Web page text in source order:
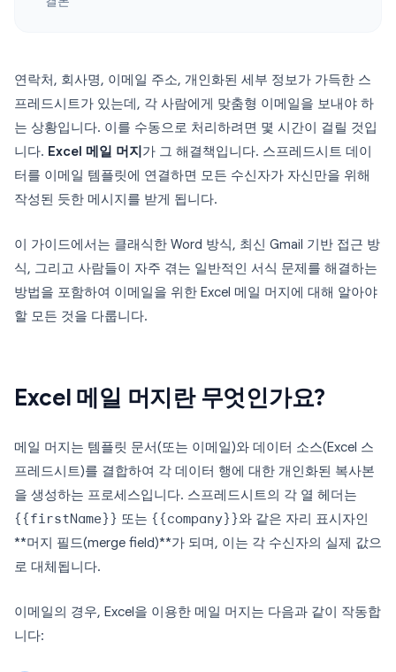
연락처, 회사명, 이메일 주소, 개인화된 세부 정보가 가득한 스
프레드시트가 있는데, 각 사람에게 맞춤형 이메일을 보내야 하
는 상황입니다. 이를 수동으로 처리하려면 몇 시간이 걸릴 것입
니다. Excel 메일 머지 가 그 해결책입니다. 스프레드시트 데이
터를 이메일 템플릿에 연결하면 모든 수신자가 자신만을 위해
작성된 듯한 메시지를 받게 됩니다.
이 가이드에서는 클래식한 Word 방식, 최신 Gmail 기반 접근 방
식, 그리고 사람들이 자주 겪는 일반적인 서식 문제를 해결하는
방법을 포함하여 이메일을 위한 Excel 메일 머지에 대해 알아야
할 모든 것을 다룹니다.
Excel 메일 머지란 무엇인가요?
메일 머지는 템플릿 문서(또는 이메일)와 데이터 소스(Excel 스
프레드시트)를 결합하여 각 데이터 행에 대한 개인화된 복사본
을 생성하는 프로세스입니다. 스프레드시트의 각 열 헤더는
{{firstName}} 또는 {{company}}와 같은 자리 표시자인
**머지 필드(merge field)**가 되며, 이는 각 수신자의 실제 값으
로 대체됩니다.
이메일의 경우, Excel을 이용한 메일 머지는 다음과 같이 작동합
니다: